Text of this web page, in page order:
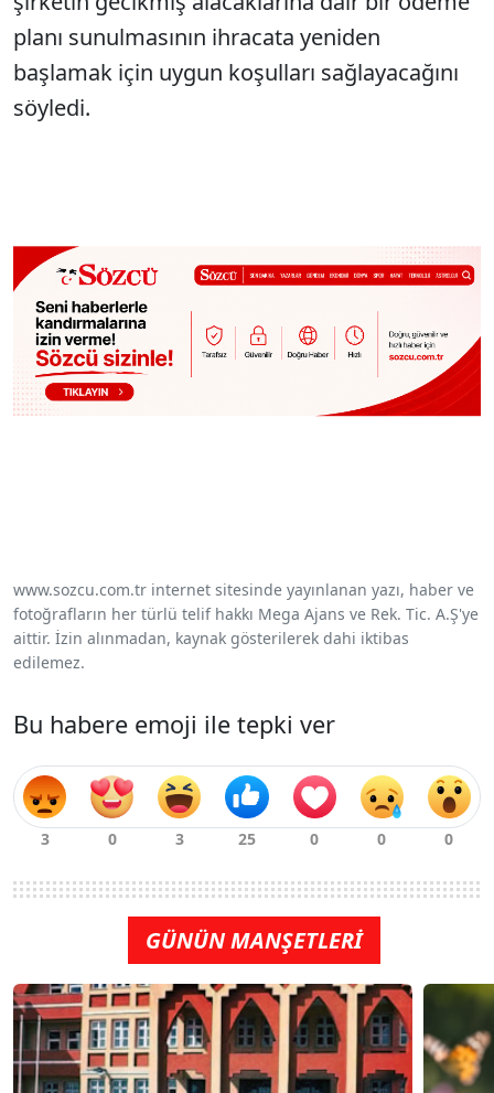
planı sunulmasının ihracata yeniden
başlamak için uygun koşulları sağlayacağını
söyledi.
www.sozcu.com.tr internet sitesinde yayınlanan yazı, haber ve
fotoğrafların her türlü telif hakkı Mega Ajans ve Rek. Tic. A.Ş'ye
aittir. İzin alınmadan, kaynak gösterilerek dahi iktibas
edilemez.
Bu habere emoji ile tepki ver
GÜNÜN MANŞETLERİ